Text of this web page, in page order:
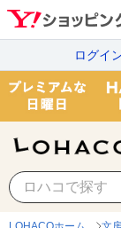
ログイ